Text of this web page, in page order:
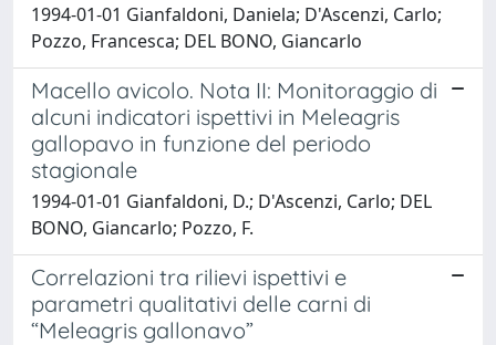
1994-01-01 Gianfaldoni, Daniela; D'Ascenzi, Carlo;
Pozzo, Francesca; DEL BONO, Giancarlo
Macello avicolo. Nota II: Monitoraggio di
alcuni indicatori ispettivi in Meleagris
gallopavo in funzione del periodo
stagionale
1994-01-01 Gianfaldoni, D.; D'Ascenzi, Carlo; DEL
BONO, Giancarlo; Pozzo, F.
Correlazioni tra rilievi ispettivi e
parametri qualitativi delle carni di
“Meleagris gallonavo”